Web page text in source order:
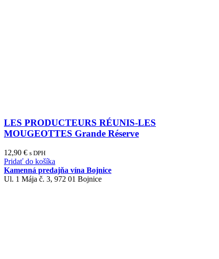
LES PRODUCTEURS RÉUNIS-LES
MOUGEOTTES Grande Réserve
12,90 € s DPH
Pridať do košíka
Kamenná predajňa vína Bojnice
Ul. 1 Mája č. 3, 972 01 Bojnice